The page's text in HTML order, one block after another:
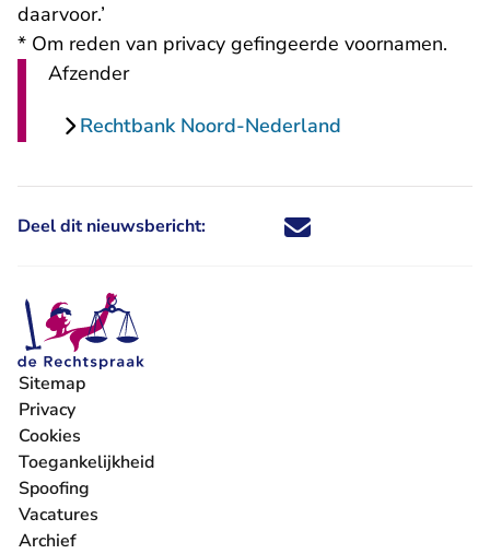
daarvoor.’
* Om reden van privacy gefingeerde voornamen.
Afzender
Rechtbank Noord-Nederland
Deel dit nieuwsbericht: Deel dit nieuwsbericht via X -
Deel dit nieuwsbericht via
Deel dit nieuwsbericht
Deel dit
Sitemap
Privacy
Cookies
Toegankelijkheid
Spoofing
Vacatures
- U verlaat Rechtspraak.nl
Archief